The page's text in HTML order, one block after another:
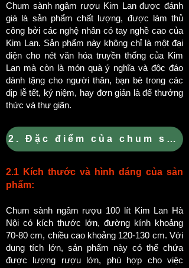
Chum sành ngâm rượu Kim Lan được đánh
giá là sản phẩm chất lượng, được làm thủ
công bởi các nghệ nhân có tay nghề cao của
Kim Lan. Sản phẩm này không chỉ là một đại
diện cho nét văn hóa truyền thống của Kim
Lan mà còn là món quà ý nghĩa và độc đáo
dành tặng cho người thân, bạn bè trong các
dịp lễ tết, kỷ niệm, hay đơn giản là để thưởng
thức và thư giãn.
2. Đặc điểm của chum
2.1 Kích thước và hình dáng của sản
phẩm:
Chum sành ngâm rượu 100 lít Kim Lan Hà
Nội có kích thước lớn, đường kính khoảng
70-80 cm, chiều cao khoảng 120-130 cm. Với
dung tích lớn, sản phẩm này có thể chứa
được lượng rượu lớn, phù hợp cho việc